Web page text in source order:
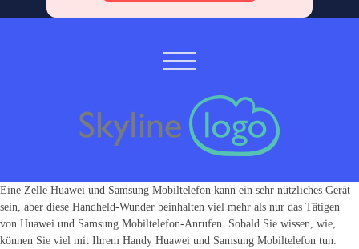
Eine Zelle Huawei und Samsung Mobiltelefon kann ein sehr nützliches Gerät
sein, aber diese Handheld-Wunder beinhalten viel mehr als nur das Tätigen
von Huawei und Samsung Mobiltelefon-Anrufen. Sobald Sie wissen, wie,
können Sie viel mit Ihrem Handy Huawei und Samsung Mobiltelefon tun.